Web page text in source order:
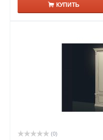
КУПИТЬ
(0)